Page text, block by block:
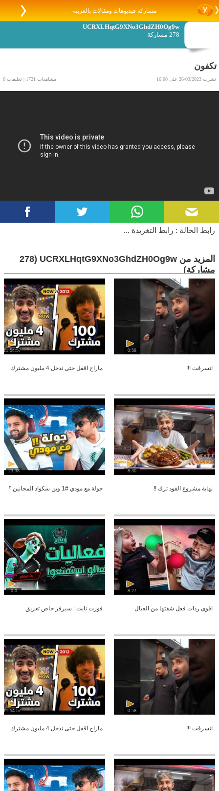
مشاركة فيديوهات ومقالات بالعربية
UCRXLHqtG9XNo3GhdZH0Og9w
278 مشاركة
تكفون
نشرت 26/03/2023 على 16:00 مشاهدات 1721 | تعليقات 0
رابط الحالة : رابط التغريدة ...
المزيد من UCRXLHqtG9XNo3GhdZH0Og9w
(278
مشاركة)
0:58
انسرقت !!!
11:54:57
ماراح اقفل حتى ندخل 4 مليون مشترك
8:30
نهاية مشروع الفود ترك !!
23:38
جولة مع مودي #1 وين سكواد المجانين ؟
8:27
اقوى ردات فعل شفتها من العيال
0:0
فورت نايت : سيرفر خاص تعريق
0:58
انسرقت !!!
11:54:57
ماراح اقفل حتى ندخل 4 مليون مشترك